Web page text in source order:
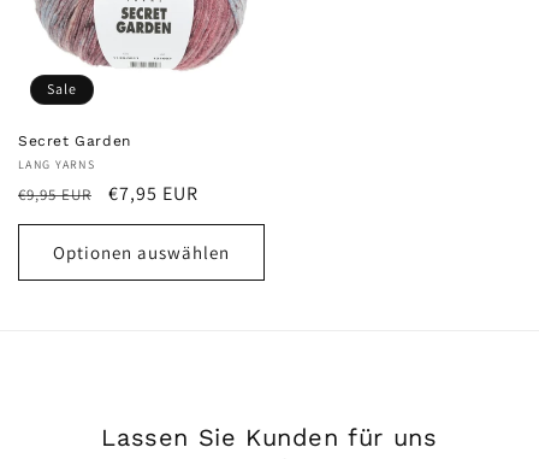
Sale
Secret Garden
Anbieter:
LANG YARNS
Normaler
Preis
€9,95 EUR Verkaufspreis
€7,95 EUR
Optionen auswählen
Lassen Sie Kunden für uns